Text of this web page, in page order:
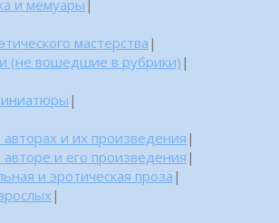
и мемуары |
мастерства |
(не вошедшие в рубрики) |
|
и их произведения |
и его произведения |
и эротическая проза |
|